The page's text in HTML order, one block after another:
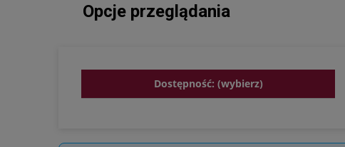
Opcje przeglądania
Dostępność: (wybierz)